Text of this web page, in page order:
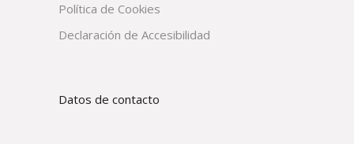
Política de Cookies
Declaración de Accesibilidad
Datos de contacto